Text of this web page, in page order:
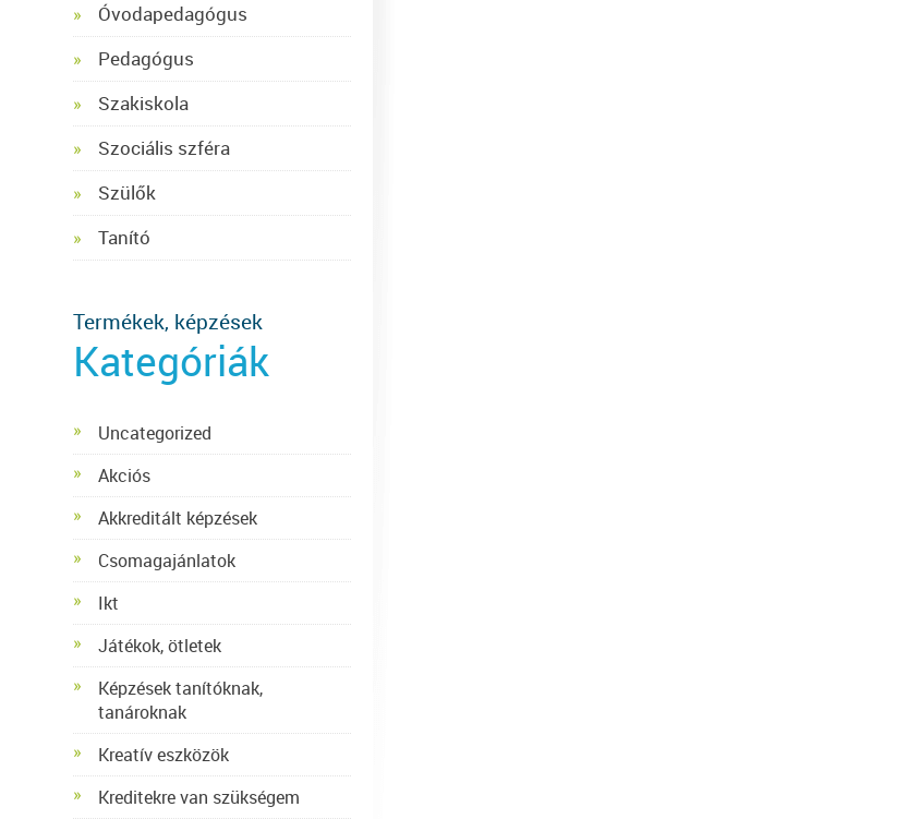
Óvodapedagógus
Pedagógus
Szakiskola
Szociális szféra
Szülők
Tanító
Termékek, képzések
Kategóriák
Uncategorized
Akciós
Akkreditált képzések
Csomagajánlatok
Ikt
Játékok, ötletek
Képzések tanítóknak,
tanároknak
Kreatív eszközök
Kreditekre van szükségem